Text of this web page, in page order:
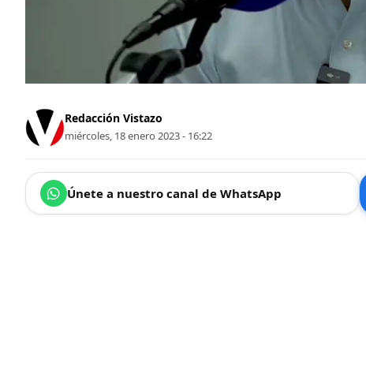
Redacción Vistazo
miércoles, 18 enero 2023 - 16:22
Únete a nuestro canal de WhatsApp